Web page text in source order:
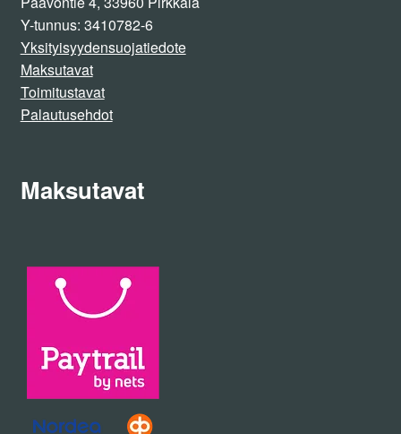
Y-tunnus: 3410782-6
Yksityisyydensuojatiedote
Maksutavat
Toimitustavat
Palautusehdot
Maksutavat